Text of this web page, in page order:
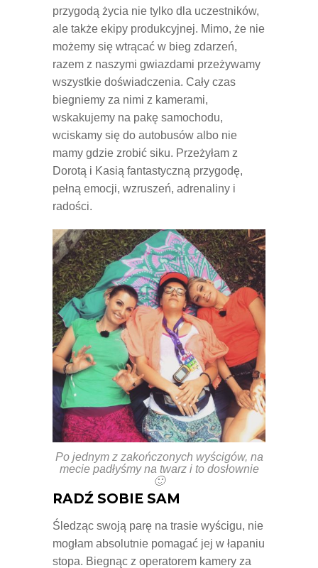
przygodą życia nie tylko dla uczestników,
ale także ekipy produkcyjnej. Mimo, że nie
możemy się wtrącać w bieg zdarzeń,
razem z naszymi gwiazdami przeżywamy
wszystkie doświadczenia. Cały czas
biegniemy za nimi z kamerami,
wskakujemy na pakę samochodu,
wciskamy się do autobusów albo nie
mamy gdzie zrobić siku. Przeżyłam z
Dorotą i Kasią fantastyczną przygodę,
pełną emocji, wzruszeń, adrenaliny i
radości.
Po jednym z zakończonych wyścigów, na
mecie padłyśmy na twarz i to dosłownie
🙂
RADŹ SOBIE SAM
Śledząc swoją parę na trasie wyścigu, nie
mogłam absolutnie pomagać jej w łapaniu
stopa. Biegnąc z operatorem kamery za